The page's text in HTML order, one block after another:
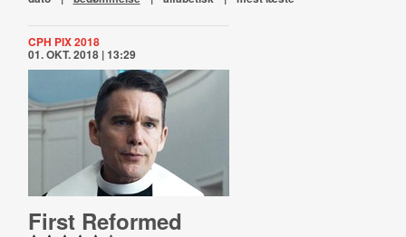
CPH PIX 2018
01. OKT. 2018 | 13:29
First Reformed